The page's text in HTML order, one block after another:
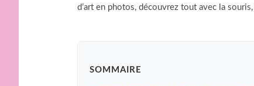
d’art en photos, découvrez tout avec la
SOMMAIRE